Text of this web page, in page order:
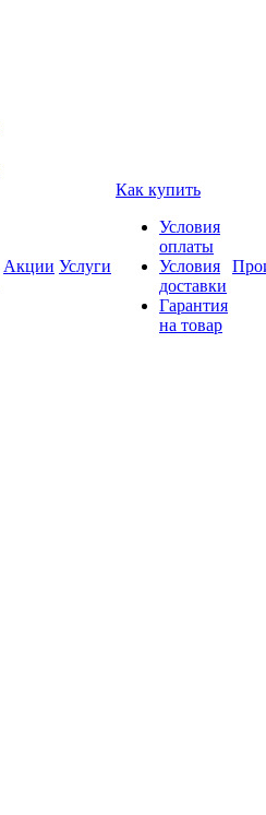
Акции Услуги
Как купить
Условия
оплаты
Условия
доставки
Гарантия
на товар